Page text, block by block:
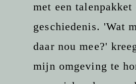
met een talenpakket
geschiedenis. 'Wat
daar nou mee?'
mijn omgeving te